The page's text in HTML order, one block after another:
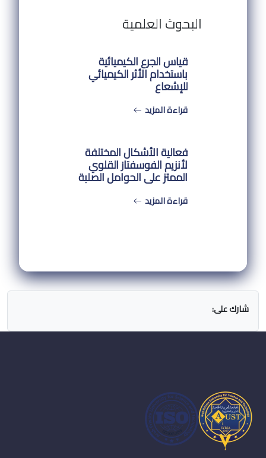
البحوث العلمية
قياس الجرع الكيميائية
باستخدام الأثر الكيميائي
للإشعاع
قراءة المزيد
فعالية الأشكال المختلفة
لأنزيم الفوسفتاز القلوي
الممتز على الحوامل الصلبة
قراءة المزيد
شارك على: